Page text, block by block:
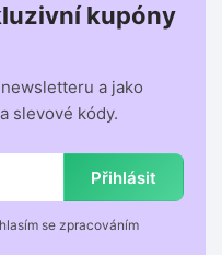
kupóny
a jako
slevové kódy.
Přihlásit
se zpracováním